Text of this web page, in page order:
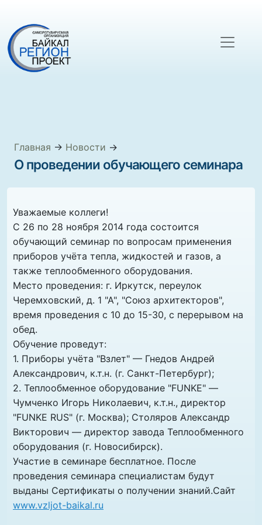
Главная → Новости →
О проведении обучающего семинара
Уважаемые коллеги!
С 26 по 28 ноября 2014 года состоится
обучающий семинар по вопросам применения
приборов учёта тепла, жидкостей и газов, а
также теплообменного оборудования.
Место проведения: г. Иркутск, переулок
Черемховский, д. 1 "А", "Союз архитекторов",
время проведения с 10 до 15-30, с перерывом на
обед.
Обучение проведут:
1. Приборы учёта "Взлет" — Гнедов Андрей
Александрович, к.т.н. (г. Санкт-Петербург);
2. Теплообменное оборудование "FUNKE" —
Чумченко Игорь Николаевич, к.т.н., директор
"FUNKE RUS" (г. Москва); Столяров Александр
Викторович — директор завода Теплообменного
оборудования (г. Новосибирск).
Участие в семинаре бесплатное. После
проведения семинара специалистам будут
выданы Сертификаты о получении знаний.Cайт
www.vzljot-baikal.ru